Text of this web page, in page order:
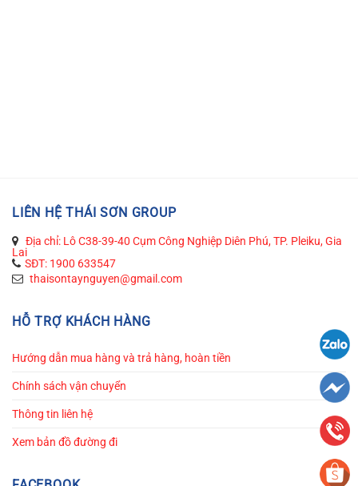
LIÊN HỆ THÁI SƠN GROUP
Địa chỉ: Lô C38-39-40 Cụm Công Nghiệp Diên Phú, TP. Pleiku, Gia
Lai
SĐT: 1900 633547
thaisontaynguyen@gmail.com
HỖ TRỢ KHÁCH HÀNG
Hướng dẫn mua hàng và trả hàng, hoàn tiền
Chính sách vận chuyển
Thông tin liên hệ
Xem bản đồ đường đi